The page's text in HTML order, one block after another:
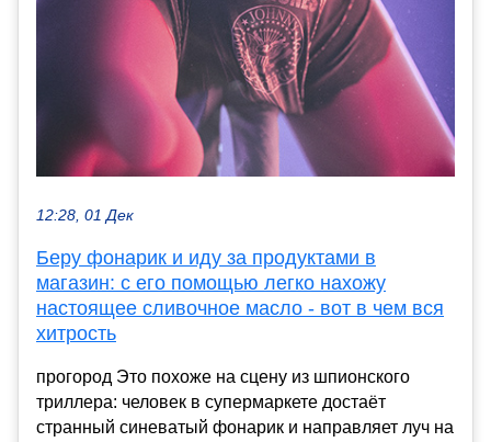
12:28, 01 Дек
Беру фонарик и иду за продуктами в
магазин: с его помощью легко нахожу
настоящее сливочное масло - вот в чем вся
хитрость
прогород Это похоже на сцену из шпионского
триллера: человек в супермаркете достаёт
странный синеватый фонарик и направляет луч на